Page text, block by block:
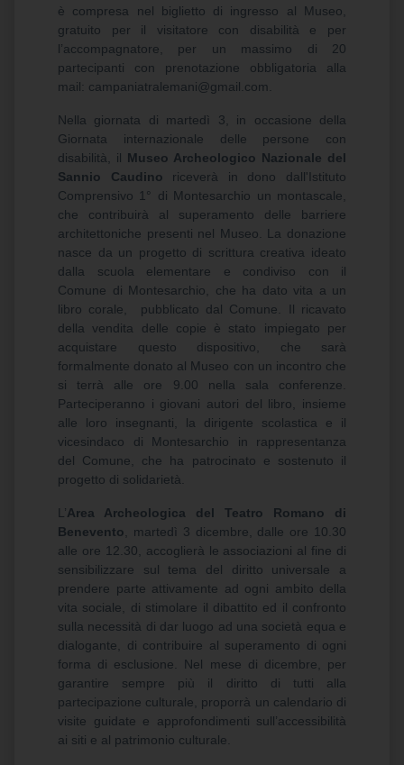
è compresa nel biglietto di ingresso al Museo,
gratuito per il visitatore con disabilità e per
l’accompagnatore, per un massimo di 20
partecipanti con prenotazione obbligatoria alla
mail: campaniatralemani@gmail.com.
Nella giornata di martedì 3, in occasione della
Giornata internazionale delle persone con
disabilità, il Museo Archeologico Nazionale del
Sannio Caudino riceverà in dono dall'Istituto
Comprensivo 1° di Montesarchio un montascale,
che contribuirà al superamento delle barriere
architettoniche presenti nel Museo. La donazione
nasce da un progetto di scrittura creativa ideato
dalla scuola elementare e condiviso con il
Comune di Montesarchio, che ha dato vita a un
libro corale, pubblicato dal Comune. Il ricavato
della vendita delle copie è stato impiegato per
acquistare questo dispositivo, che sarà
formalmente donato al Museo con un incontro che
si terrà alle ore 9.00 nella sala conferenze.
Parteciperanno i giovani autori del libro, insieme
alle loro insegnanti, la dirigente scolastica e il
vicesindaco di Montesarchio in rappresentanza
del Comune, che ha patrocinato e sostenuto il
progetto di solidarietà.
L’Area Archeologica del Teatro Romano di
Benevento , martedì 3 dicembre, dalle ore 10.30
alle ore 12.30, accoglierà le associazioni al fine di
sensibilizzare sul tema del diritto universale a
prendere parte attivamente ad ogni ambito della
vita sociale, di stimolare il dibattito ed il confronto
sulla necessità di dar luogo ad una società equa e
dialogante, di contribuire al superamento di ogni
forma di esclusione. Nel mese di dicembre, per
garantire sempre più il diritto di tutti alla
partecipazione culturale, proporrà un calendario di
visite guidate e approfondimenti sull’accessibilità
ai siti e al patrimonio culturale.